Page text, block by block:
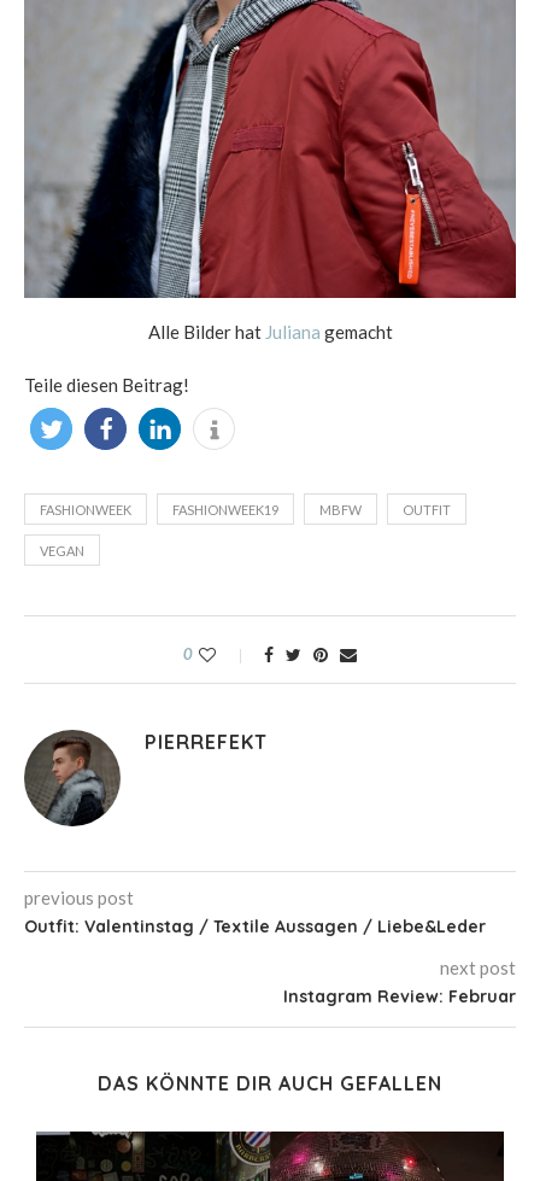
Alle Bilder hatJuliana gemacht
Teile diesen Beitrag!
FASHIONWEEK FASHIONWEEK19 MBFW OUTFIT
VEGAN
0
PIERREFEKT
previous post
Outfit: Valentinstag / Textile Aussagen / Liebe&Leder
next post
Instagram Review: Februar
DAS KÖNNTE DIR AUCH GEFALLEN